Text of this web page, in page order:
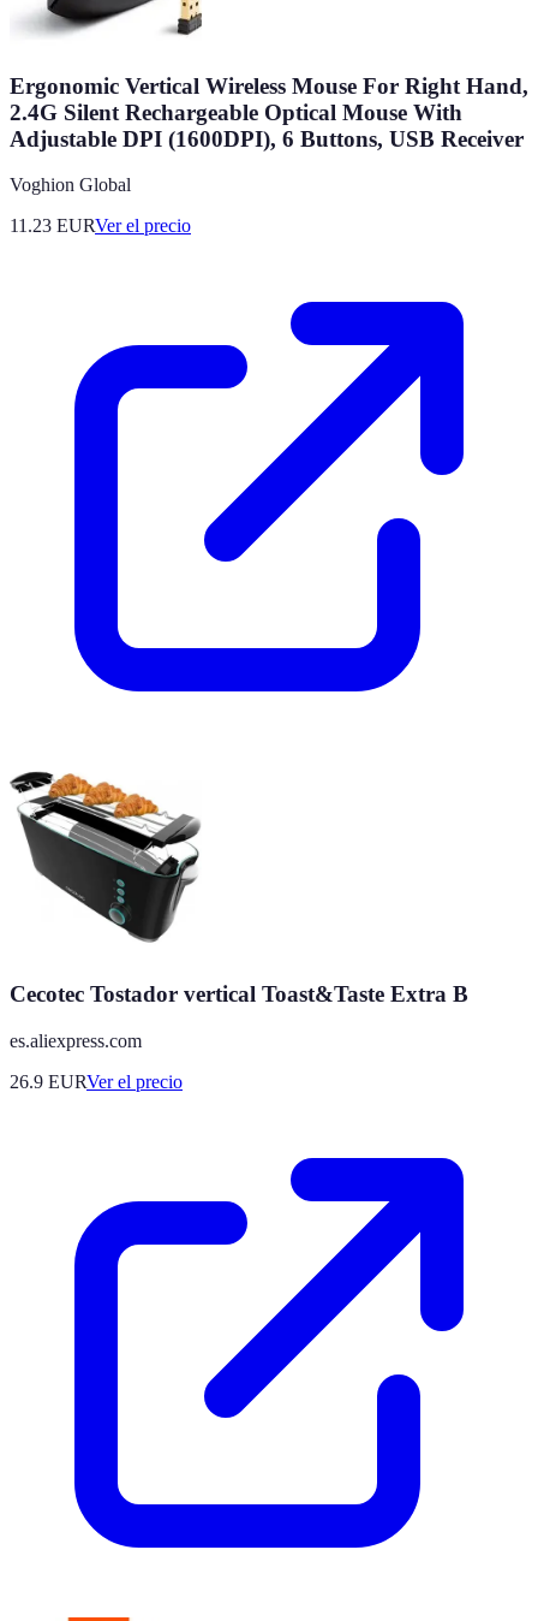
Ergonomic Vertical Wireless Mouse For Right Hand,
2.4G Silent Rechargeable Optical Mouse With
Adjustable DPI (1600DPI), 6 Buttons, USB Receiver
Voghion Global
11.23 EURVer el precio
Cecotec Tostador vertical Toast&Taste Extra B
es.aliexpress.com
26.9 EURVer el precio